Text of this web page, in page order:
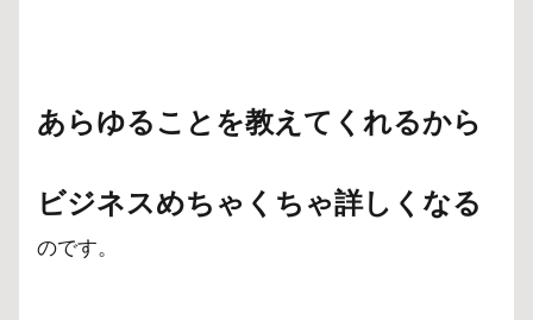
あらゆることを教えてくれるから
ビジネスめちゃくちゃ詳しくなる
のです。